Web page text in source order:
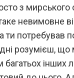
з мирського
невимовне
ти потребував
розумієш,
багатьох інших